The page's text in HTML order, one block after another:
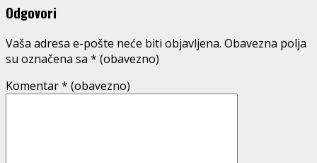
Odgovori
Vaša adresa e-pošte neće biti objavljena. Obavezna polja
su označena sa * (obavezno)
Komentar* (obavezno)